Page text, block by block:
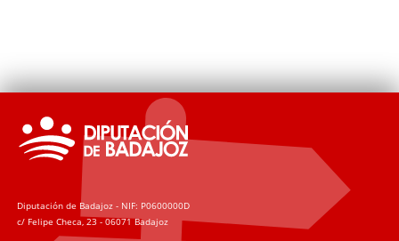
Diputación de Badajoz - NIF: P0600000D
c/ Felipe Checa, 23 - 06071 Badajoz